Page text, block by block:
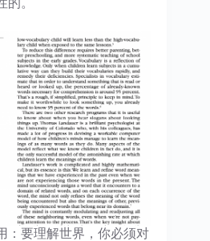
。
：要理解世界，你必须对